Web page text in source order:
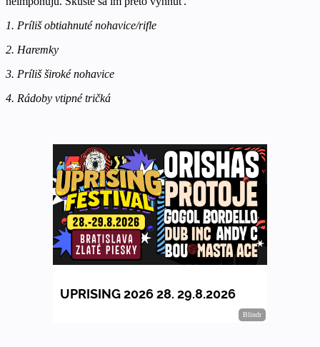
1. Príliš obtiahnuté nohavice/rifle
2. Haremky
3. Príliš široké nohavice
4. Rádoby vtipné tričká